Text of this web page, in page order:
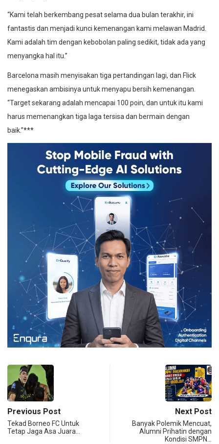
“Kami telah berkembang pesat selama dua bulan terakhir, ini
fantastis dan menjadi kunci kemenangan kami melawan Madrid.
Kami adalah tim dengan kebobolan paling sedikit, tidak ada yang
menyangka hal itu.”
Barcelona masih menyisakan tiga pertandingan lagi, dan Flick
menegaskan ambisinya untuk menyapu bersih kemenangan.
“Target sekarang adalah mencapai 100 poin, dan untuk itu kami
harus memenangkan tiga laga tersisa dan bermain dengan
baik.”***
Previous Post
Tekad Borneo FC Untuk
Tetap Jaga Asa Juara…
Next Post
Banyak Polemik Mencuat,
Alumni Prihatin dengan
Kondisi SMPN…